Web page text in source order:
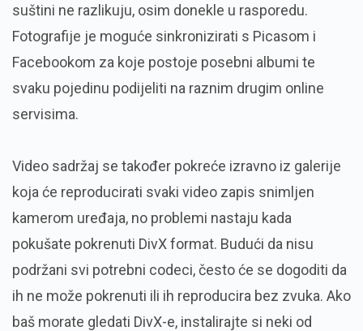
suštini ne razlikuju, osim donekle u rasporedu.
Fotografije je moguće sinkronizirati s Picasom i
Facebookom za koje postoje posebni albumi te
svaku pojedinu podijeliti na raznim drugim online
servisima.
Video sadržaj se također pokreće izravno iz galerije
koja će reproducirati svaki video zapis snimljen
kamerom uređaja, no problemi nastaju kada
pokušate pokrenuti DivX format. Budući da nisu
podržani svi potrebni codeci, često će se dogoditi da
ih ne može pokrenuti ili ih reproducira bez zvuka. Ako
baš morate gledati DivX-e, instalirajte si neki od